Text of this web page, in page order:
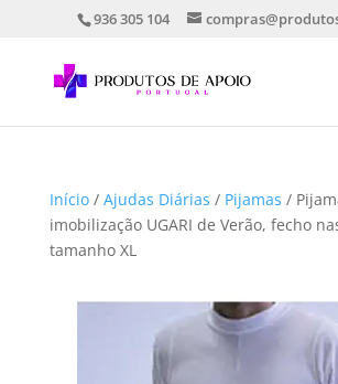
936 305 104
Início/ Ajudas Diárias / Pijamas /
imobilização UGARI de Verão, fecho
tamanho XL